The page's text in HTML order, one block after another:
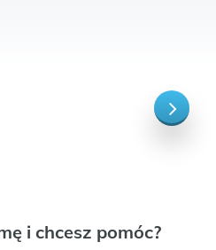
i chcesz pomóc?